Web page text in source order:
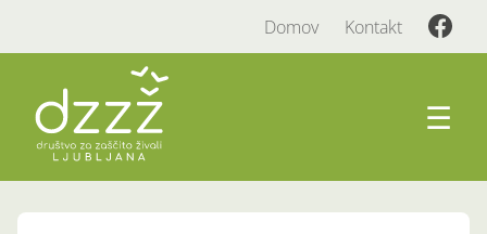
Domov Kontakt
☰